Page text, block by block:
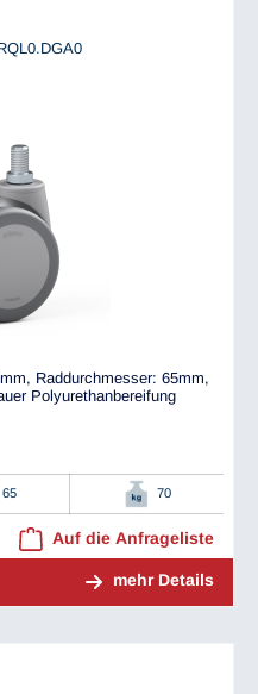
Raddurchmesser: 65mm,
Polyurethanbereifung
65 70
Auf die Anfrageliste
mehr Details